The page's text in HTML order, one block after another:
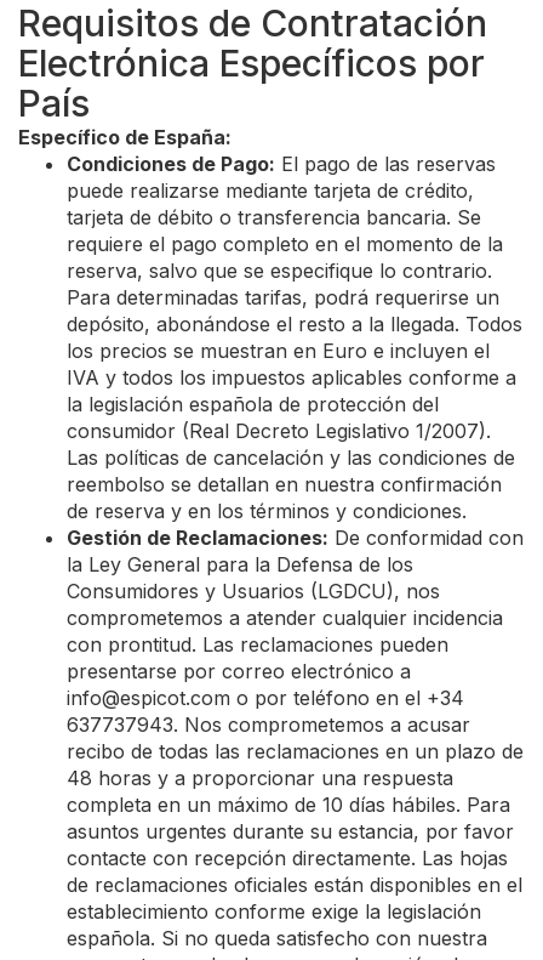
Requisitos de Contratación
Electrónica Específicos por
País
Específico de España:
Condiciones de Pago: El pago de las reservas
puede realizarse mediante tarjeta de crédito,
tarjeta de débito o transferencia bancaria. Se
requiere el pago completo en el momento de la
reserva, salvo que se especifique lo contrario.
Para determinadas tarifas, podrá requerirse un
depósito, abonándose el resto a la llegada. Todos
los precios se muestran en Euro e incluyen el
IVA y todos los impuestos aplicables conforme a
la legislación española de protección del
consumidor (Real Decreto Legislativo 1/2007).
Las políticas de cancelación y las condiciones de
reembolso se detallan en nuestra confirmación
de reserva y en los términos y condiciones.
Gestión de Reclamaciones: De conformidad con
la Ley General para la Defensa de los
Consumidores y Usuarios (LGDCU), nos
comprometemos a atender cualquier incidencia
con prontitud. Las reclamaciones pueden
presentarse por correo electrónico a
info@espicot.com o por teléfono en el +34
637737943. Nos comprometemos a acusar
recibo de todas las reclamaciones en un plazo de
48 horas y a proporcionar una respuesta
completa en un máximo de 10 días hábiles. Para
asuntos urgentes durante su estancia, por favor
contacte con recepción directamente. Las hojas
de reclamaciones oficiales están disponibles en el
establecimiento conforme exige la legislación
española. Si no queda satisfecho con nuestra